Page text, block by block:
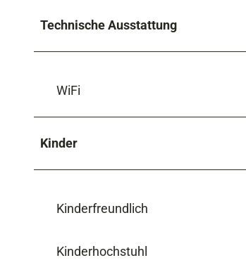
Technische Ausstattung
WiFi
Kinder
Kinderfreundlich
Kinderhochstuhl